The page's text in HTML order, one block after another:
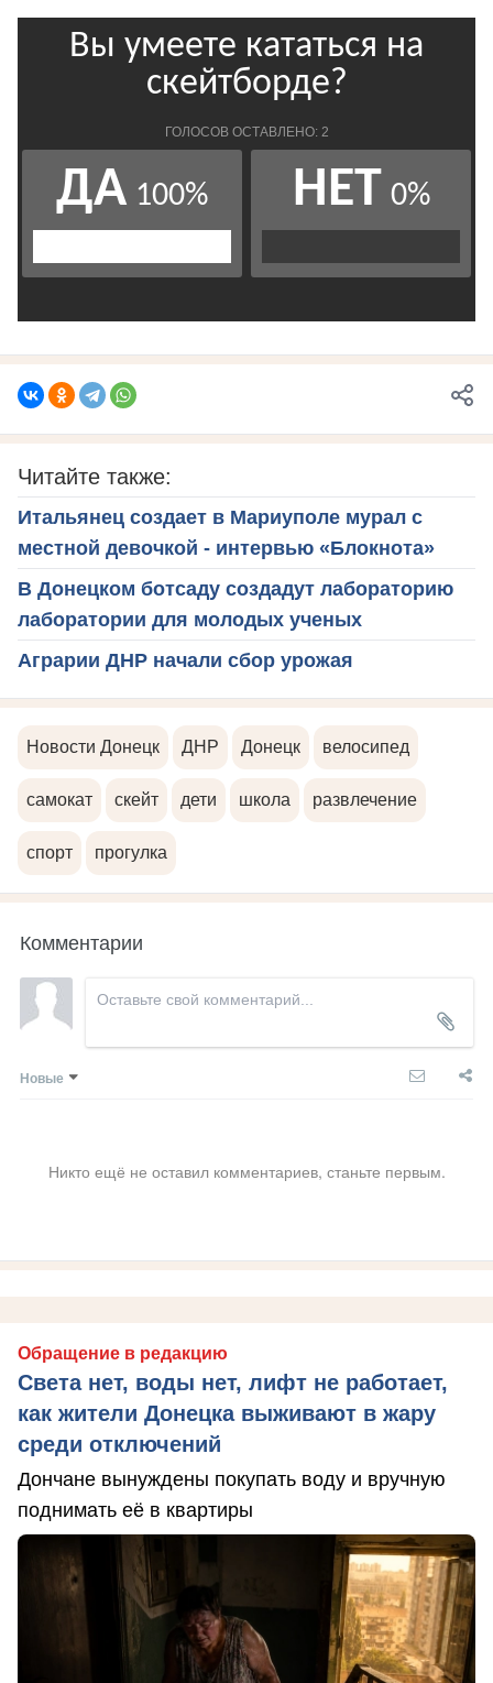
Читайте также:
Итальянец создает в Мариуполе мурал с
местной девочкой - интервью «Блокнота»
В Донецком ботсаду создадут лабораторию
лаборатории для молодых ученых
Аграрии ДНР начали сбор урожая
Новости Донецк ДНР Донецк велосипед
самокат скейт дети школа развлечение
спорт прогулка
Комментарии
Новые
Никто ещё не оставил комментариев, станьте первым.
Обращение в редакцию
Света нет, воды нет, лифт не работает,
как жители Донецка выживают в жару
среди отключений
Дончане вынуждены покупать воду и вручную
поднимать её в квартиры